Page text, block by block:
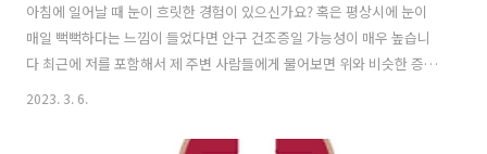
아침에 일어날 때 눈이 흐릿한 경험이 있으신가요? 혹은 평상시에 눈이
매일 뻑뻑하다는 느낌이 들었다면 안구 건조증일 가능성이 매우 높습니
다 최근에 저를 포함해서 제 주변 사람들에게 물어보면 위와 비슷한 증상
을 경험하는 사람이 굉장히 많은데, 이는 날씨 영향도 있지만, 주변 환경
러한 내 몸에 있어서 가장 중요한 신체 부위 중 하나인 눈 그러한 눈에 치
2023. 3. 6.